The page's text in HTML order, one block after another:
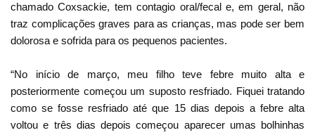
chamado Coxsackie, tem contagio oral/fecal e, em geral, não
traz complicações graves para as crianças, mas pode ser bem
dolorosa e sofrida para os pequenos pacientes.
“No início de março, meu filho teve febre muito alta e
posteriormente começou um suposto resfriado. Fiquei tratando
como se fosse resfriado até que 15 dias depois a febre alta
voltou e três dias depois começou aparecer umas bolhinhas